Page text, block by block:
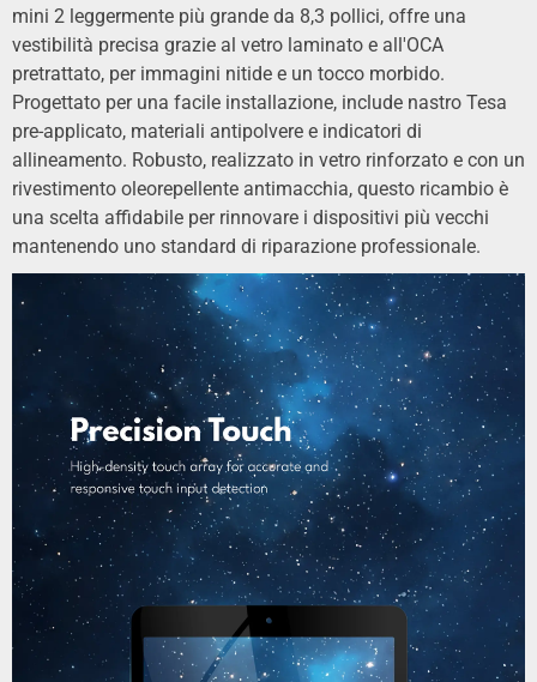
mini 2 leggermente più grande da 8,3 pollici, offre una
vestibilità precisa grazie al vetro laminato e all'OCA
pretrattato, per immagini nitide e un tocco morbido.
Progettato per una facile installazione, include nastro Tesa
pre-applicato, materiali antipolvere e indicatori di
allineamento. Robusto, realizzato in vetro rinforzato e con un
rivestimento oleorepellente antimacchia, questo ricambio è
una scelta affidabile per rinnovare i dispositivi più vecchi
mantenendo uno standard di riparazione professionale.